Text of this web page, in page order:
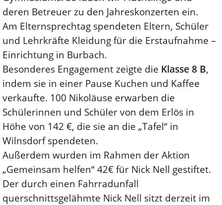
deren Betreuer zu den Jahreskonzerten ein.
Am Elternsprechtag spendeten Eltern, Schüler
und Lehrkräfte Kleidung für die Erstaufnahme –
Einrichtung in Burbach.
Besonderes Engagement zeigte die Klasse 8 B,
indem sie in einer Pause Kuchen und Kaffee
verkaufte. 100 Nikoläuse erwarben die
Schülerinnen und Schüler von dem Erlös in
Höhe von 142 €, die sie an die „Tafel“ in
Wilnsdorf spendeten.
Außerdem wurden im Rahmen der Aktion
„Gemeinsam helfen“ 42€ für Nick Nell gestiftet.
Der durch einen Fahrradunfall
querschnittsgelähmte Nick Nell sitzt derzeit im